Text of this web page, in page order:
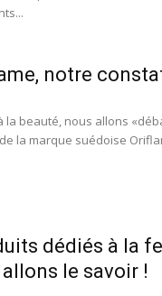
notre
la beauté, nous allons
la marque suédoise
dédiés à la
le savoir !